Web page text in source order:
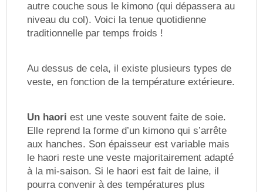
autre couche sous le kimono (qui dépassera au
niveau du col). Voici la tenue quotidienne
traditionnelle par temps froids !
Au dessus de cela, il existe plusieurs types de
veste, en fonction de la température extérieure.
Un haori est une veste souvent faite de soie.
Elle reprend la forme d’un kimono qui s’arrête
aux hanches. Son épaisseur est variable mais
le haori reste une veste majoritairement adapté
à la mi-saison. Si le haori est fait de laine, il
pourra convenir à des températures plus